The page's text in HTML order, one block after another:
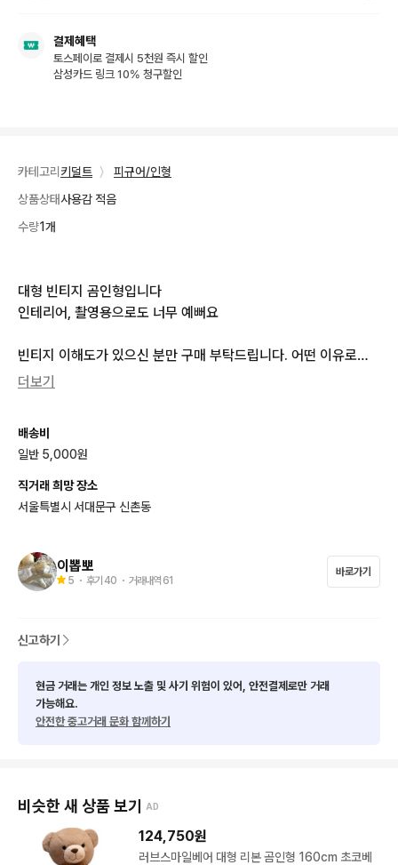
결제혜택
토스페이로 결제시 5천원 즉시 할인
삼성카드 링크 10% 청구할인
카테고리 키덜트 〉
피규어/인형
상품상태사용감 적음
수량1개
대형 빈티지 곰인형입니다
인테리어, 촬영용으로도 너무 예뻐요
빈티지 이해도가 있으신 분만 구매 부탁드립니다. 어떤 이유로도
환불이 불가능합니다.
홍대 직거래시 할인 가능합니다
더보기
배송비
일반 5,000원
직거래 희망 장소
서울특별시 서대문구 신촌동
이뽑뽀
5 ・ 후기 40 ・ 거래내역 61
바로가기
신고하기
현금 거래는 개인 정보 노출 및 사기 위험이 있어, 안전결제로만 거래
가능해요.
안전한 중고거래 문화 함께하기
비슷한 새 상품 보기 AD
124,750원
러브스마일베어 대형 리본 곰인형 160cm 초코베